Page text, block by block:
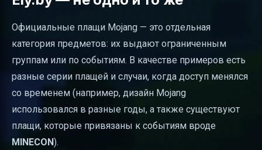
Официальные плащи Mojang — это отдельная
категория предметов: их выдают ограниченным
группам или по событиям. В качестве примеров есть
разные серии плащей и случаи, когда доступ менялся
со временем (например, дизайн Mojang
использовался в разные годы, а также существуют
плащи, которые привязаны к событиям вроде
MINECON).